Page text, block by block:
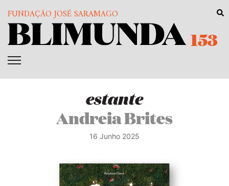
FUNDAÇÃO JOSÉ SARAMAGO
153
estante
Andreia Brites
16 Junho 2025